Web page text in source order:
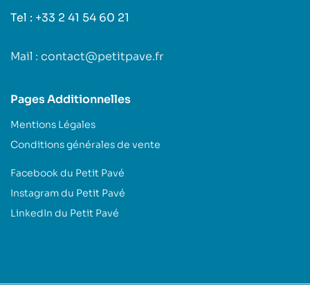
Tel : +33 2 41 54 60 21
Mail : contact@petitpave.fr
Pages Additionnelles
Mentions Légales
Conditions générales de vente
Facebook du Petit Pavé
Instagram du Petit Pavé
LinkedIn du Petit Pavé